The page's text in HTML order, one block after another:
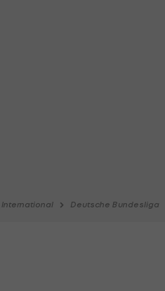
International Deutsche Bundesliga